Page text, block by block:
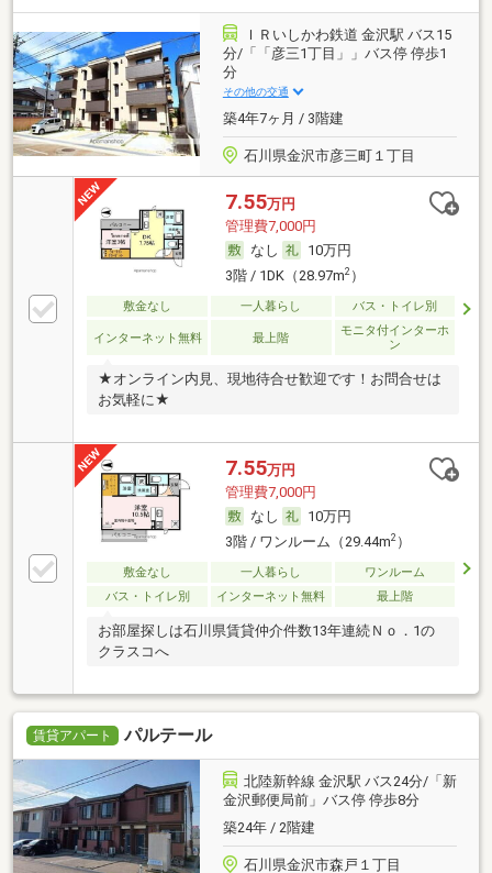
ＩＲいしかわ鉄道 金沢駅 バス15
分/「「彦三1丁目」」バス停 停歩1
分
その他の交通
築4年7ヶ月 / 3階建
石川県金沢市彦三町１丁目
7.55万円
管理費7,000円
なし
10万円
3階 / 1DK（28.97m2）
敷金なし 一人暮らし バス・トイレ別
インターネット無料 最上階
モニタ付インターホ
ン
★オンライン内見、現地待合せ歓迎です！お問合せは
お気軽に★
7.55万円
管理費7,000円
なし
10万円
3階 / ワンルーム（29.44m2）
敷金なし 一人暮らし
ワンルーム
バス・トイレ別
インターネット無料 最上階
お部屋探しは石川県賃貸仲介件数13年連続Ｎｏ．1の
クラスコへ
賃貸アパート パルテール
北陸新幹線 金沢駅 バス24分/「新
金沢郵便局前」バス停 停歩8分
築24年 / 2階建
石川県金沢市森戸１丁目